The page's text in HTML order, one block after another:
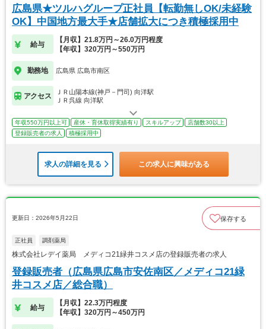
広島県★ツルハグループ正社員【転勤無しOK/未経験
OK】中国地方最大手★店舗拡大につき積極採用中
給与
【月収】21.8万円～26.0万円程度
【年収】320万円～550万円
勤務地 広島県 広島市南区
アクセス
ＪＲ山陽本線(神戸－門司) 向洋駅
ＪＲ呉線 向洋駅
年収550万円以上可 産休・育休取得実績有り スキルアップ
店舗数30以上
登録販売者の求人
積極採用中
求人の詳細を見る この求人に興味がある
更新日：2026年5月22日 保存する
正社員 調剤薬局
株式会社レデイ薬局 メディコ21緑井コスメ店の登録販売者の求人
登録販売者（広島県広島市安佐南区／メディコ21緑
井コスメ店／総合職）
給与
【月収】22.3万円程度
【年収】320万円～450万円